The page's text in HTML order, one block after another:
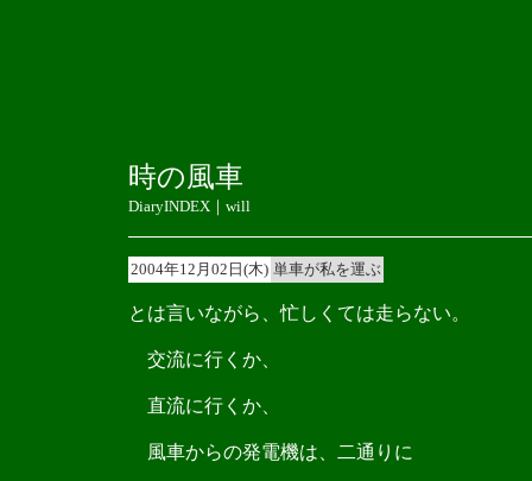
時の風車
DiaryINDEX｜ will
2004年12月02日(木) 単車が私を運ぶ
とは言いながら、忙しくては走らない。
交流に行くか、
直流に行くか、
風車からの発電機は、二通りに